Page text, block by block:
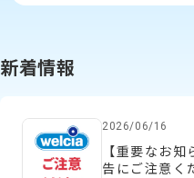
新着情報
2026/06/16
【重要なお
告にご注意く